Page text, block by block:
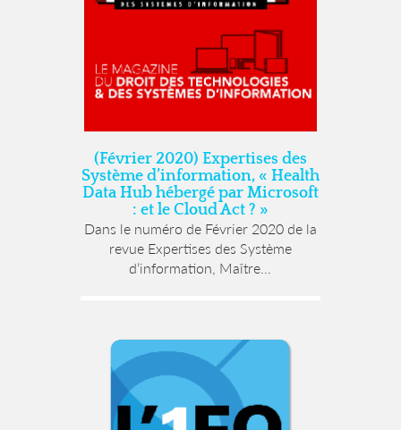
(Février 2020) Expertises des
Système d’information, « Health
Data Hub hébergé par Microsoft
: et le Cloud Act ? »
Dans le numéro de Février 2020 de la
revue Expertises des Système
d’information, Maître...